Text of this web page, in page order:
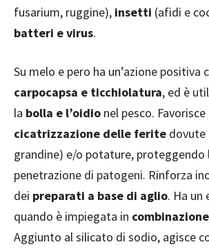
fusarium, ruggine), insetti (afidi e
batteri e virus.
Su melo e pero ha un’azione positiva
carpocapsa e ticchiolatura, ed è
la bolla e l’oidio nel pesco. Favorisce
cicatrizzazione delle ferite dovute
grandine) e/o potature, proteggendo
penetrazione di patogeni. Rinforza
dei preparati a base di aglio. Ha un
quando è impiegata in
Aggiunto al silicato di sodio, agisce